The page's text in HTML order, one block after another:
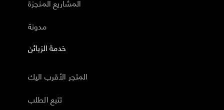
مدونة
خدمة الزبائن
المتجر الأقرب اليك
تتبع الطلب